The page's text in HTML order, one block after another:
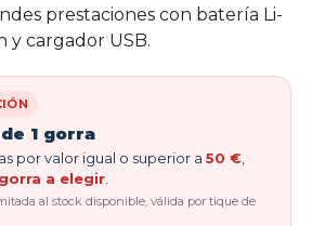
prestaciones con batería Li-
y cargador USB.
1 gorra
por valor igual o superior a 50 €
a elegir
al stock disponible, válida por tique de